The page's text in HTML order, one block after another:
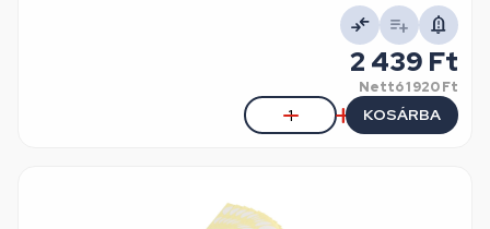
2 439 Ft
Nettó1 920 Ft
KOSÁRBA